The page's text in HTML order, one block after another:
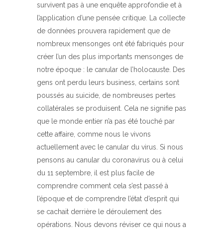
survivent pas à une enquête approfondie et à
l’application d’une pensée critique. La collecte
de données prouvera rapidement que de
nombreux mensonges ont été fabriqués pour
créer l’un des plus importants mensonges de
notre époque : le canular de l’holocauste. Des
gens ont perdu leurs business, certains sont
poussés au suicide, de nombreuses pertes
collatérales se produisent. Cela ne signifie pas
que le monde entier n’a pas été touché par
cette affaire, comme nous le vivons
actuellement avec le canular du virus. Si nous
pensons au canular du coronavirus ou à celui
du 11 septembre, il est plus facile de
comprendre comment cela s’est passé à
l’époque et de comprendre l’état d’esprit qui
se cachait derrière le déroulement des
opérations. Nous devons réviser ce qui nous a